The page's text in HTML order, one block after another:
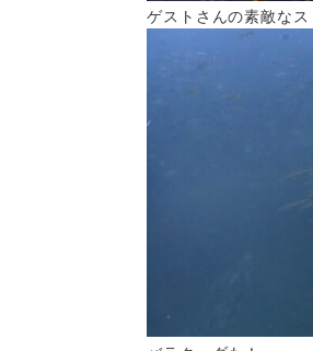
ゲストさんの素敵なス